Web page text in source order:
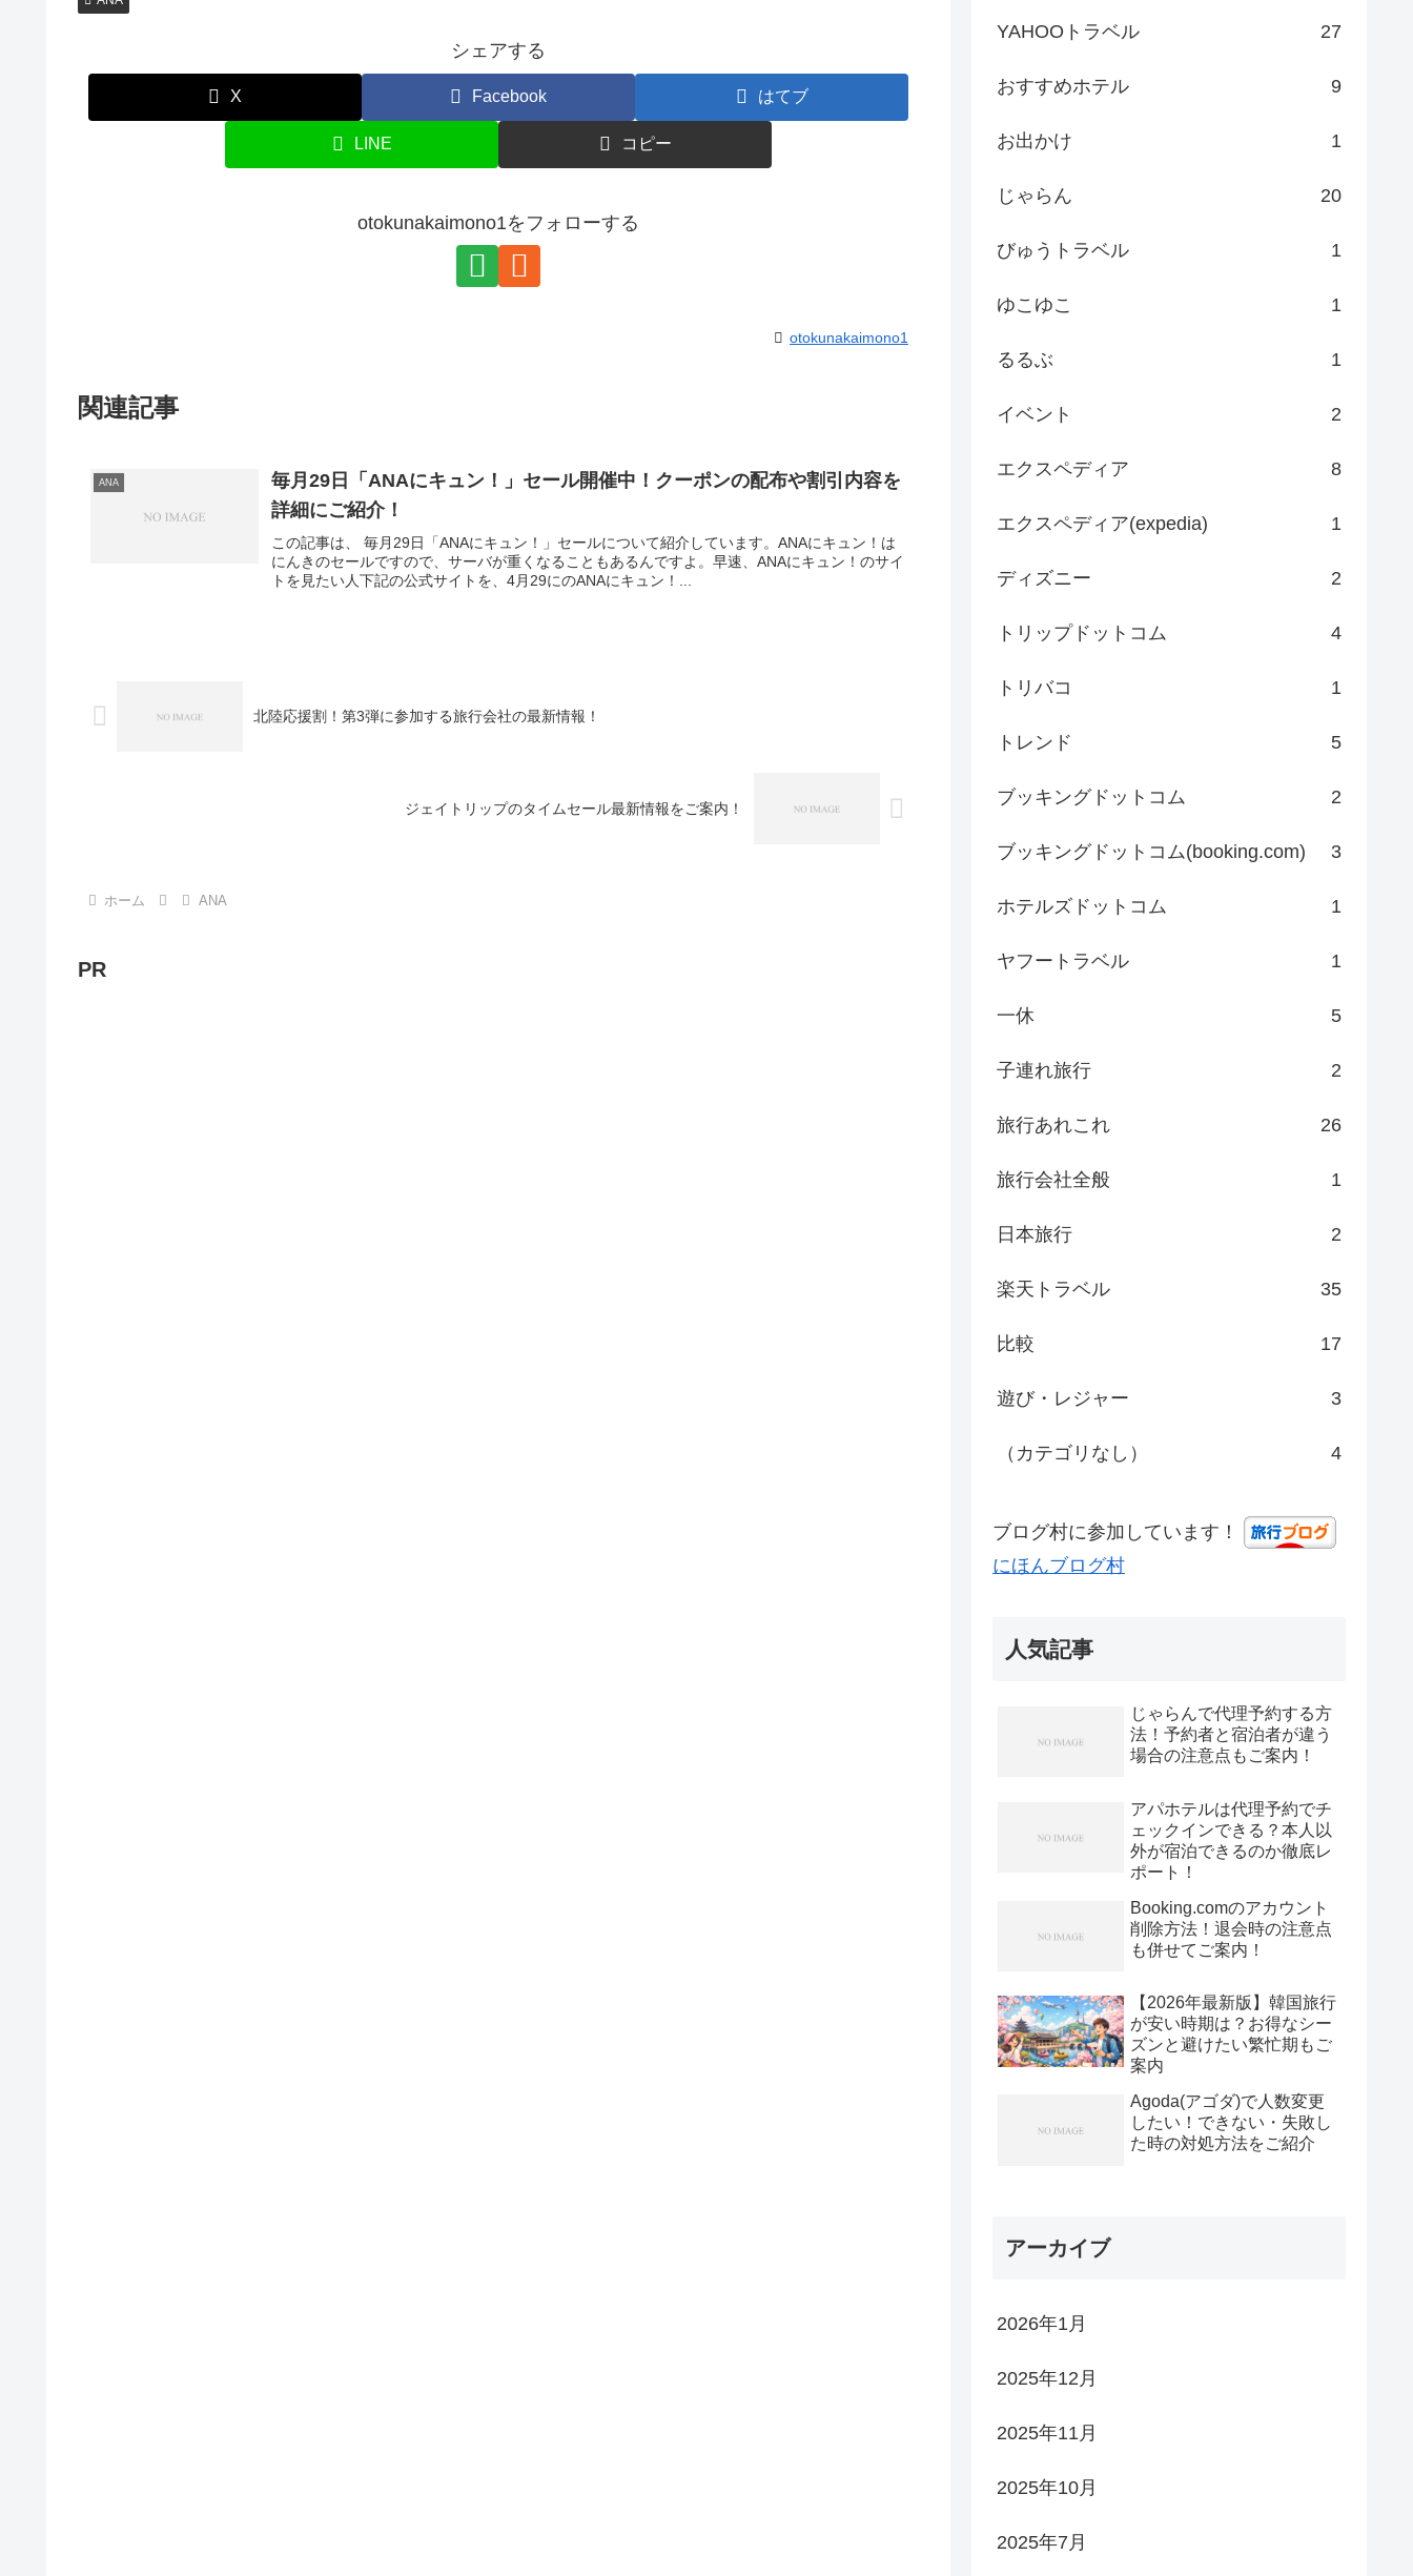
シェアする
X Facebook はてブ
LINE コピー
otokunakaimono1をフォローする
otokunakaimono1
関連記事
ANA
毎月29日「ANAにキュン！」セール開催中！クーポンの配布や割引内容を
詳細にご紹介！
この記事は、 毎月29日「ANAにキュン！」セールについて紹介しています。ANAにキュン！は
にんきのセールですので、サーバが重くなることもあるんですよ。早速、ANAにキュン！のサイ
トを見たい人下記の公式サイトを、4月29にのANAにキュン！...
北陸応援割！第3弾に参加する旅行会社の最新情報！
ジェイトリップのタイムセール最新情報をご案内！
ホーム ANA
PR
YAHOOトラベル 27
おすすめホテル 9
お出かけ 1
じゃらん 20
びゅうトラベル 1
ゆこゆこ 1
るるぶ 1
イベント 2
エクスペディア 8
エクスペディア(expedia) 1
ディズニー 2
トリップドットコム 4
トリバコ 1
トレンド 5
ブッキングドットコム 2
ブッキングドットコム(booking.com) 3
ホテルズドットコム 1
ヤフートラベル 1
一休 5
子連れ旅行 2
旅行あれこれ 26
旅行会社全般 1
日本旅行 2
楽天トラベル 35
比較 17
遊び・レジャー 3
（カテゴリなし） 4
ブログ村に参加しています！
にほんブログ村
人気記事
じゃらんで代理予約する方
法！予約者と宿泊者が違う
場合の注意点もご案内！
アパホテルは代理予約でチ
ェックインできる？本人以
外が宿泊できるのか徹底レ
ポート！
Booking.comのアカウント
削除方法！退会時の注意点
も併せてご案内！
【2026年最新版】韓国旅行
が安い時期は？お得なシー
ズンと避けたい繁忙期もご
案内
Agoda(アゴダ)で人数変更
したい！できない・失敗し
た時の対処方法をご紹介
アーカイブ
2026年1月
2025年12月
2025年11月
2025年10月
2025年7月